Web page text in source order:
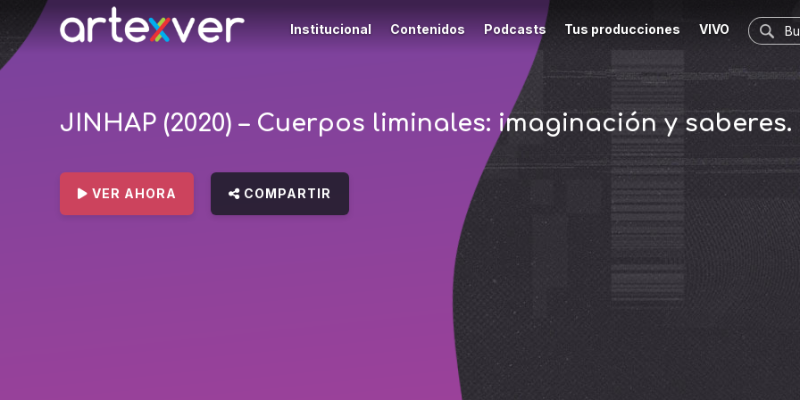
Institucional Contenidos Podcasts Tus producciones VIVO
JINHAP (2020) – Cuerpos liminales: imaginación y saberes.
VER AHORA COMPARTIR